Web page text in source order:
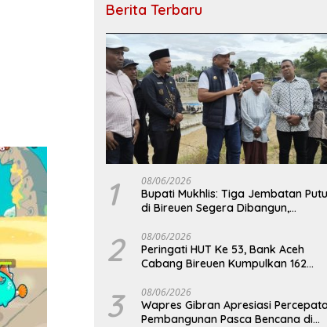
Berita Terbaru
1 08/06/2026
Bupati Mukhlis: Tiga Jembatan
di Bireuen Segera Dibangun,
2 08/06/2026
Peringati HUT Ke 53, Bank Aceh
Cabang Bireuen Kumpulkan 162
3 08/06/2026
Wapres Gibran Apresiasi
Pembangunan Pasca Bencana di